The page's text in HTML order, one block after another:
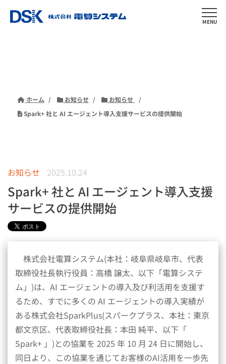
MENU
ホーム お知らせ
お知らせ
Spark+ 社と AI エージェント導入支援サービスの提供開始
お知らせ 2025.10.24
Spark+ 社と AI エージェント導入支援
サービスの提供開始
株式会社電算システム(本社：岐阜県岐阜市、代表
取締役社長執行役員：高橋 譲太、以下「電算システ
ム」)は、AI エージェントの導入及び利活用を支援す
るため、すでに多くの AI エージェントの導入実績が
ある株式会社SparkPlus(スパークプラス、本社：東京
都文京区、代表取締役社長：本田 純平、以下「
Spark+ 」)との協業を 2025 年 10 月 24 日に開始し、
同日より、この協業を通じてお客様のAI活用を一歩先